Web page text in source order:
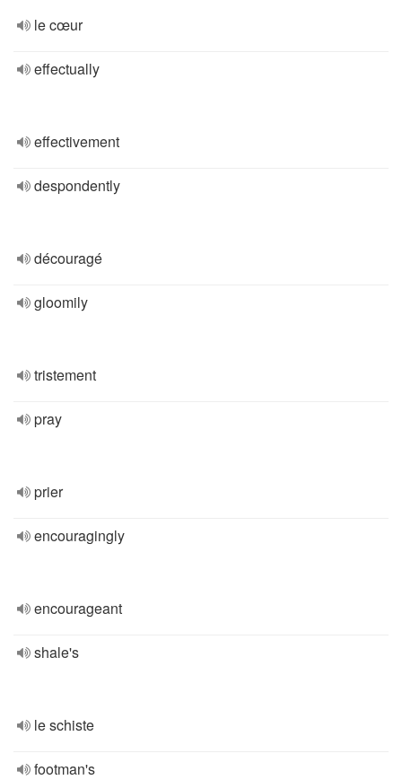
le cœur
effectually
effectivement
despondently
découragé
gloomily
tristement
pray
prier
encouragingly
encourageant
shale's
le schiste
footman's